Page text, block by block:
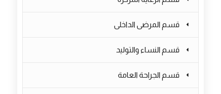
قسم المرضى الداخلى
قسم النساء والتوليد
قسم الجراحة العامة